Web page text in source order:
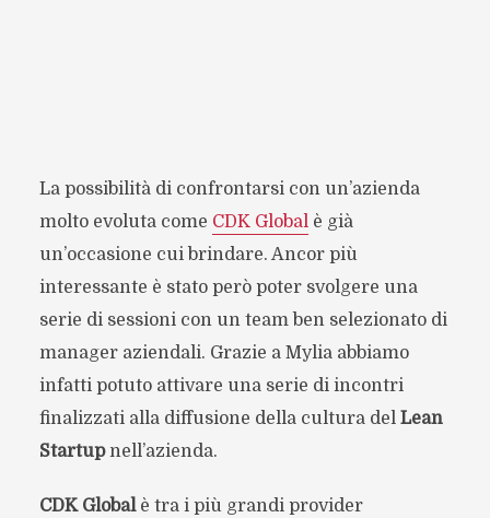
La possibilità di confrontarsi con un’azienda
molto evoluta come CDK Globalè già
un’occasione cui brindare. Ancor più
interessante è stato però poter svolgere una
serie di sessioni con un team ben selezionato di
manager aziendali. Grazie a Mylia abbiamo
infatti potuto attivare una serie di incontri
finalizzati alla diffusione della cultura del Lean
Startupnell’azienda.
CDK Globalè tra i più grandi provider